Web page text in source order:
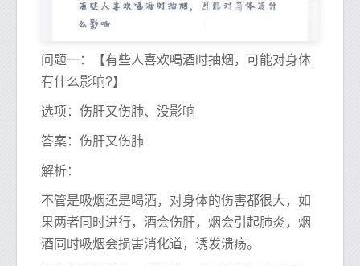
问题一：【有些人喜欢喝酒时抽烟，可能对身体
有什么影响?】
选项：伤肝又伤肺、没影响
答案：伤肝又伤肺
解析：
不管是吸烟还是喝酒，对身体的伤害都很大，如
果两者同时进行，酒会伤肝，烟会引起肺炎，烟
酒同时吸烟会损害消化道，诱发溃疡。